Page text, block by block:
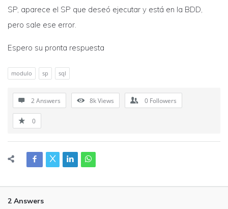
SP, aparece el SP que deseó ejecutar y está en la BDD,
pero sale ese error.
Espero su pronta respuesta
modulo sp sql
2 Answers 8kViews 0 Followers
0
2 Answers